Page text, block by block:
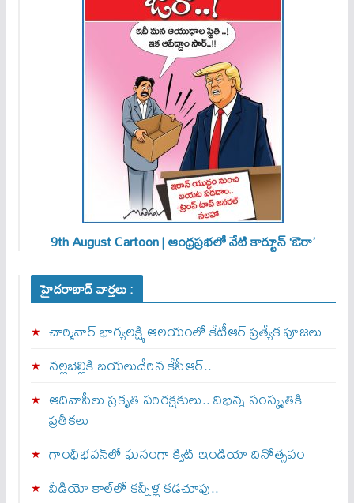
9th August Cartoon | ఆంధ్రప్రభలో నేటి కార్టూన్ ‘ఔరా’
హైదరాబాద్ వార్తలు :
చార్మినార్‌ భాగ్యలక్ష్మి ఆలయంలో కేటీఆర్ ప్రత్యేక పూజలు
నల్లబెల్లికి బయలుదేరిన కేసీఆర్‌..
ఆదివాసీలు ప్రకృతి పరిరక్షకులు.. విభిన్న సంస్కృతికి
ప్రతీకలు
గాంధీభవన్‌లో ఘనంగా క్విట్‌ ఇండియా దినోత్సవం
వీడియో కాల్‌లో కన్నీళ్ల కడచూపు..